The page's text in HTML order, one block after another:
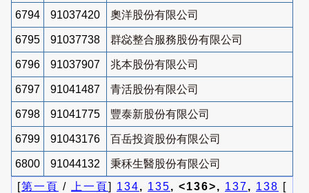
6794 91037420 奧洋股份有限公司
6795 91037738 群惢整合服務股份有限公司
6796 91037907 兆本股份有限公司
6797 91041487 青活股份有限公司
6798 91041775 豐泰新股份有限公司
6799 91043176 百岳投資股份有限公司
6800 91044132
秉秝生醫股份有限公司
[第一頁 / 上一頁] 134, 135, <136>, 137, 138 [